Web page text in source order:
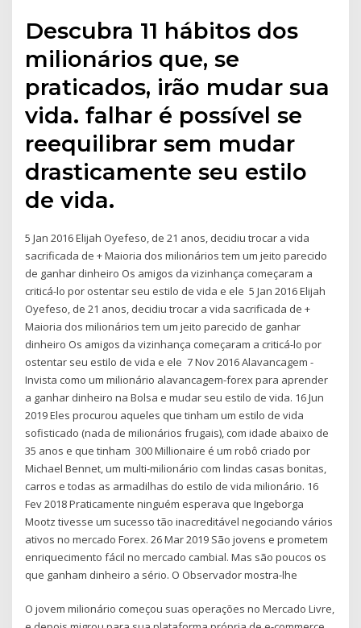
Descubra 11 hábitos dos
milionários que, se
praticados, irão mudar sua
vida. falhar é possível se
reequilibrar sem mudar
drasticamente seu estilo
de vida. ⠀
5 Jan 2016 Elijah Oyefeso, de 21 anos, decidiu trocar a vida
sacrificada de + Maioria dos milionários tem um jeito parecido
de ganhar dinheiro Os amigos da vizinhança começaram a
criticá-lo por ostentar seu estilo de vida e ele 5 Jan 2016 Elijah
Oyefeso, de 21 anos, decidiu trocar a vida sacrificada de +
Maioria dos milionários tem um jeito parecido de ganhar
dinheiro Os amigos da vizinhança começaram a criticá-lo por
ostentar seu estilo de vida e ele 7 Nov 2016 Alavancagem -
Invista como um milionário alavancagem-forex para aprender
a ganhar dinheiro na Bolsa e mudar seu estilo de vida. 16 Jun
2019 Eles procurou aqueles que tinham um estilo de vida
sofisticado (nada de milionários frugais), com idade abaixo de
35 anos e que tinham 300 Millionaire é um robô criado por
Michael Bennet, um multi-milionário com lindas casas bonitas,
carros e todas as armadilhas do estilo de vida milionário. 16
Fev 2018 Praticamente ninguém esperava que Ingeborga
Mootz tivesse um sucesso tão inacreditável negociando vários
ativos no mercado Forex. 26 Mar 2019 São jovens e prometem
enriquecimento fácil no mercado cambial. Mas são poucos os
que ganham dinheiro a sério. O Observador mostra-lhe
O jovem milionário começou suas operações no Mercado Livre,